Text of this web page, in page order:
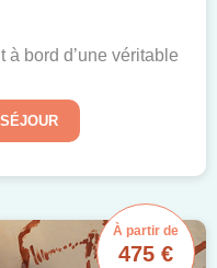
à bord d’une véritable
À partir de
475 €